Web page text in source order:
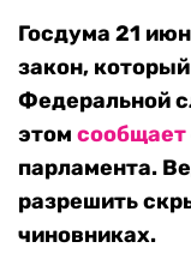
Госдума 21
закон,
Федеральной
этом сообщает
парламента.
разрешить
чиновниках.